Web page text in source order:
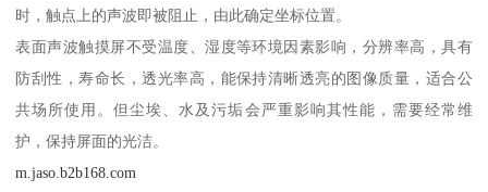
时，触点上的声波即被阻止，由此确定坐标位置。
表面声波触摸屏不受温度、湿度等环境因素影响，分辨率高，具有
防刮性，寿命长，透光率高，能保持清晰透亮的图像质量，适合公
共场所使用。但尘埃、水及污垢会严重影响其性能，需要经常维
护，保持屏面的光洁。
m.jaso.b2b168.com